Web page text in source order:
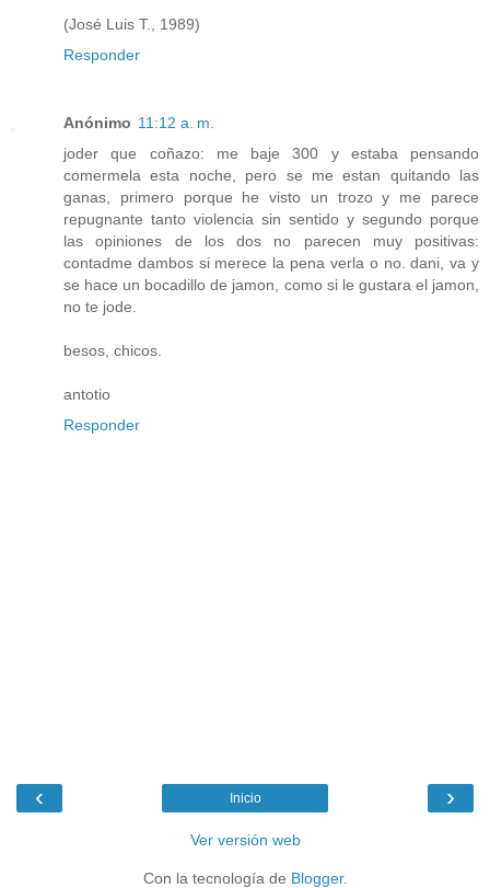
(José Luis T., 1989)
Responder
Anónimo 11:12 a. m.
joder que coñazo: me baje 300 y estaba pensando
comermela esta noche, pero se me estan quitando las
ganas, primero porque he visto un trozo y me parece
repugnante tanto violencia sin sentido y segundo porque
las opiniones de los dos no parecen muy positivas:
contadme dambos si merece la pena verla o no. dani, va y
se hace un bocadillo de jamon, como si le gustara el jamon,
no te jode.
besos, chicos.
antotio
Responder
‹ ›
Inicio
Ver versión web
Con la tecnología de Blogger.